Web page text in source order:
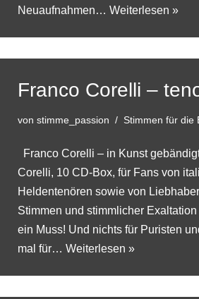
Neuaufnahmen… Weiterlesen »
Franco Corelli –
von stimme_passion Stimmen für die
Franco Corelli – in Kunst
Corelli, 10 CD-Box, für Fans von
Heldentenören sowie von
Stimmen und stimmlicher
ein Muss! Und nichts für Puristen
mal für… Weiterlesen »